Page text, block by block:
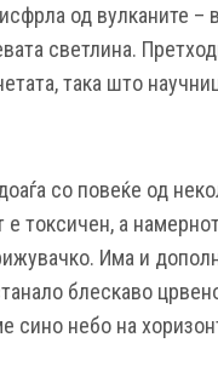
од вулканите –
светлина.
така што
со повеќе од
е токсичен, а
Има и
блескаво
сино небо на